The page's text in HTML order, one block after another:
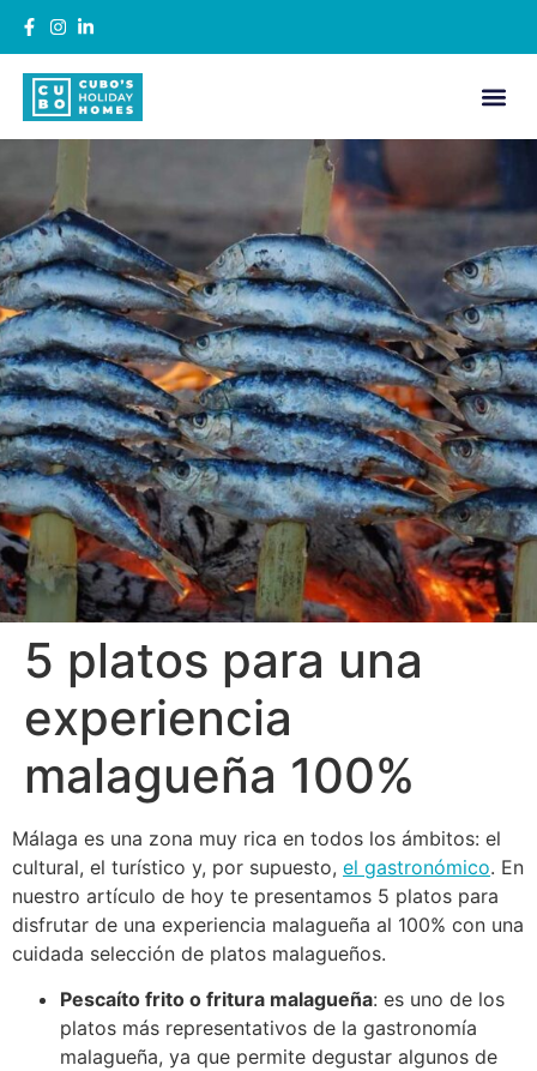
5 platos para una
experiencia
malagueña 100%
Málaga es una zona muy rica en todos los ámbitos: el
cultural, el turístico y, por supuesto, el gastronómico. En
nuestro artículo de hoy te presentamos 5 platos para
disfrutar de una experiencia malagueña al 100% con una
cuidada selección de platos malagueños.
Pescaíto frito o fritura malagueña: es uno de los
platos más representativos de la gastronomía
malagueña, ya que permite degustar algunos de